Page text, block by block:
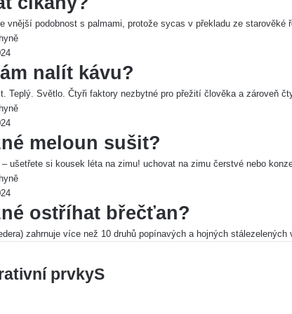
vnější podobnost s palmami, protože sycas v překladu ze starověké
nalít kávu?
Teplý. Světlo. Čtyři faktory nezbytné pro přežití člověka a zároveň
meloun sušit?
– ušetřete si kousek léta na zimu! uchovat na zimu čerstvé nebo
ostříhat břečťan?
zahrnuje více než 10 druhů popínavých a hojných
prvkyS